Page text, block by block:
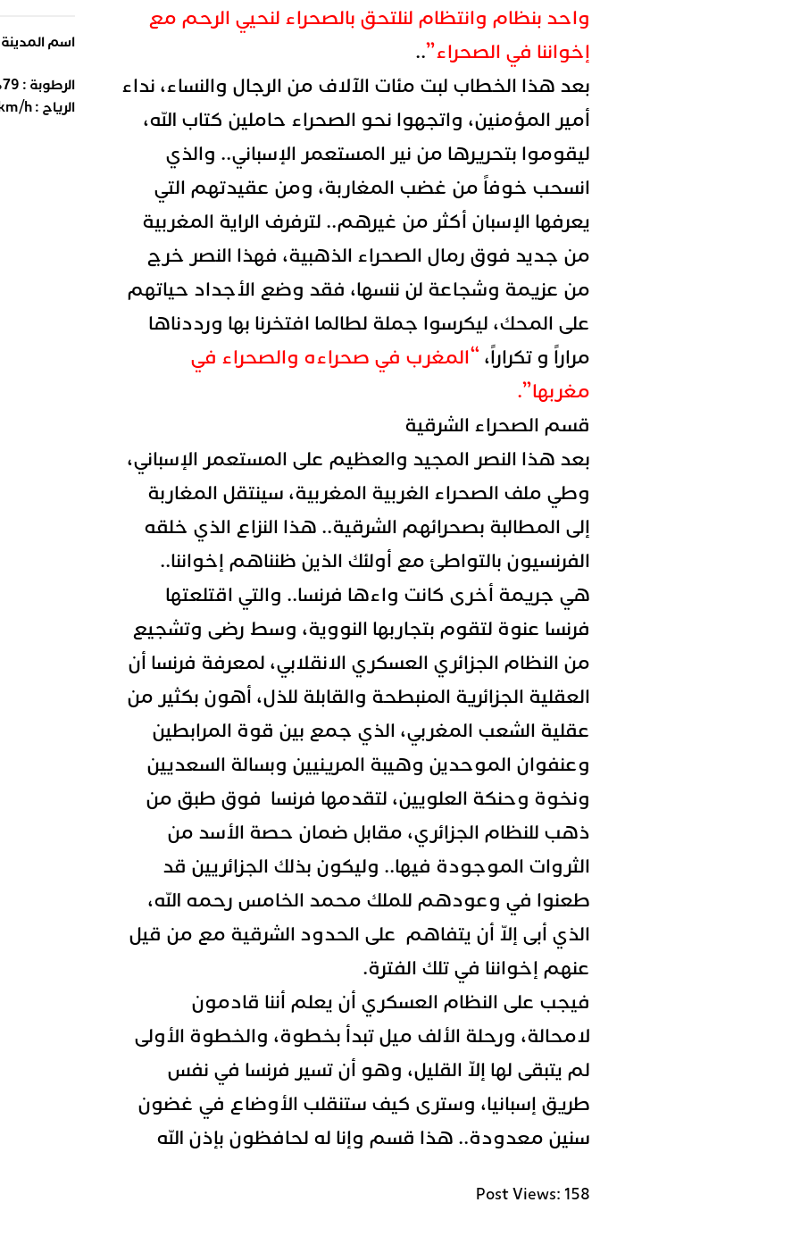
واحد بنظام وانتظام لنلتحق بالصحراء لنحيي الرحم مع
إخواننا في الصحراء”..
بعد هذا الخطاب لبت مئات الآلاف من الرجال والنساء، نداء
أمير المؤمنين، واتجهوا نحو الصحراء حاملين كتاب الله،
ليقوموا بتحريرها من نير المستعمر الإسباني.. والذي
انسحب خوفاً من غضب المغاربة، ومن عقيدتهم التي
يعرفها الإسبان أكثر من غيرهم.. لترفرف الراية المغربية
من جديد فوق رمال الصحراء الذهبية، فهذا النصر خرج
من عزيمة وشجاعة لن ننسها، فقد وضع الأجداد حياتهم
على المحك، ليكرسوا جملة لطالما افتخرنا بها ورددناها
مراراً و تكراراً، “المغرب في صحراءه والصحراء في
مغربها”.
قسم الصحراء الشرقية
بعد هذا النصر المجيد والعظيم على المستعمر الإسباني،
وطي ملف الصحراء الغربية المغربية، سينتقل المغاربة
إلى المطالبة بصحرائهم الشرقية.. هذا النزاع الذي خلقه
الفرنسيون بالتواطئ مع أولئك الذين ظنناهم إخواننا..
هي جريمة أخرى كانت واءها فرنسا.. والتي اقتلعتها
فرنسا عنوة لتقوم بتجاربها النووية، وسط رضى وتشجيع
من النظام الجزائري العسكري الانقلابي، لمعرفة فرنسا أن
العقلية الجزائرية المنبطحة والقابلة للذل، أهون بكثير من
عقلية الشعب المغربي، الذي جمع بين قوة المرابطين
وعنفوان الموحدين وهيبة المرينيين وبسالة السعديين
ونخوة وحنكة العلويين، لتقدمها فرنسا فوق طبق من
ذهب للنظام الجزائري، مقابل ضمان حصة الأسد من
الثروات الموجودة فيها.. وليكون بذلك الجزائريين قد
طعنوا في وعودهم للملك محمد الخامس رحمه الله،
الذي أبى إلاّ أن يتفاهم على الحدود الشرقية مع من قيل
عنهم إخواننا في تلك الفترة.
فيجب على النظام العسكري أن يعلم أننا قادمون
لامحالة، ورحلة الألف ميل تبدأ بخطوة، والخطوة الأولى
لم يتبقى لها إلاّ القليل، وهو أن تسير فرنسا في نفس
طريق إسبانيا، وسترى كيف ستنقلب الأوضاع في غضون
سنين معدودة.. هذا قسم وإنا له لحافظون بإذن الله
Post Views: 158
اسم المدينة
الرطوبة : 79
الرياح :h